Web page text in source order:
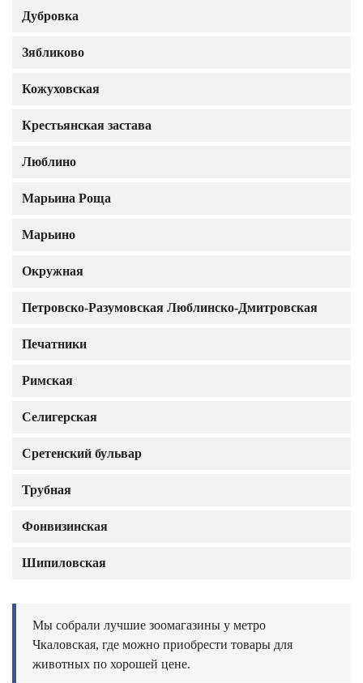
Мы собрали лучшие зоомагазины у метро
Чкаловская, где можно приобрести товары для
животных по хорошей цене.
Дубровка
Зябликово
Кожуховская
Крестьянская застава
Люблино
Марьина Роща
Марьино
Окружная
Петровско-Разумовская Люблинско-Дмитровская
Печатники
Римская
Селигерская
Сретенский бульвар
Трубная
Фонвизинская
Шипиловская